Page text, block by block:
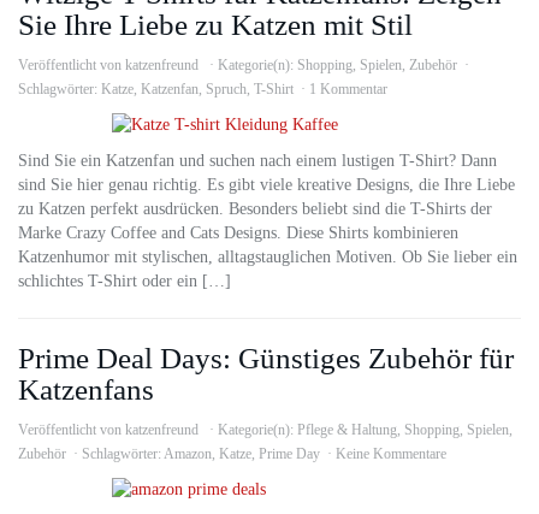
Sie Ihre Liebe zu Katzen mit Stil
Veröffentlicht von katzenfreund Kategorie(n): Shopping, Spielen, Zubehör
Schlagwörter: Katze, Katzenfan, Spruch, T-Shirt 1 Kommentar
Sind Sie ein Katzenfan und suchen nach einem lustigen T-Shirt? Dann
sind Sie hier genau richtig. Es gibt viele kreative Designs, die Ihre Liebe
zu Katzen perfekt ausdrücken. Besonders beliebt sind die T-Shirts der
Marke Crazy Coffee and Cats Designs. Diese Shirts kombinieren
Katzenhumor mit stylischen, alltagstauglichen Motiven. Ob Sie lieber ein
schlichtes T-Shirt oder ein […]
Prime Deal Days: Günstiges Zubehör für
Katzenfans
Veröffentlicht von katzenfreund Kategorie(n): Pflege & Haltung, Shopping, Spielen,
Zubehör
Schlagwörter: Amazon, Katze, Prime Day Keine Kommentare